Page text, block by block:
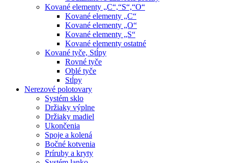
Kované elementy „C“,“S“,“O“
Kované elementy „C“
Kované elementy „O“
Kované elementy „S“
Kované elementy ostatné
Kované tyče, Stĺpy
Rovné tyče
Oblé tyče
Stĺpy
Nerezové polotovary
Systém sklo
Držiaky výplne
Držiaky madiel
Ukončenia
Spoje a kolená
Bočné kotvenia
Príruby a kryty